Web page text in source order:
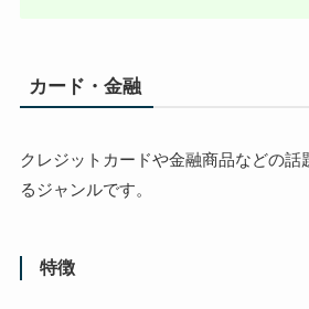
カード・金融
クレジットカードや金融商品などの話
るジャンルです。
特徴